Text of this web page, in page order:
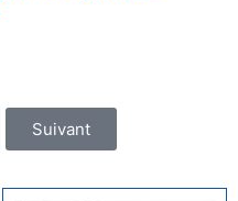
Suivant